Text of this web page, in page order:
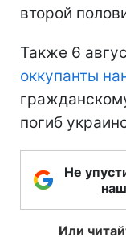
второй
Также 6
оккупанты
погиб
Не
Или